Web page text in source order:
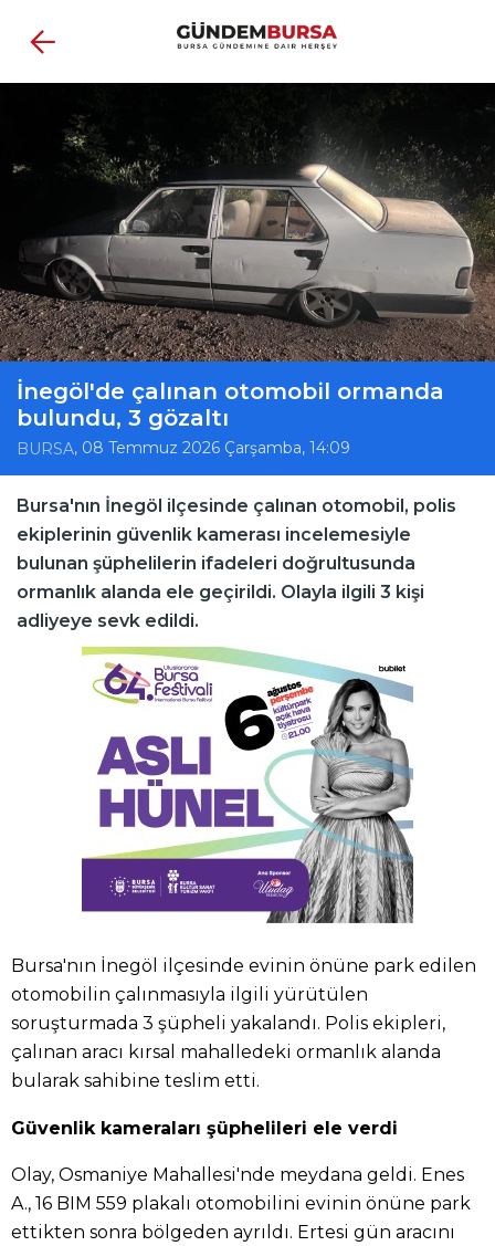
İnegöl'de çalınan otomobil ormanda
bulundu, 3 gözaltı
BURSA, 08 Temmuz 2026 Çarşamba, 14:09
Bursa'nın İnegöl ilçesinde çalınan otomobil, polis
ekiplerinin güvenlik kamerası incelemesiyle
bulunan şüphelilerin ifadeleri doğrultusunda
ormanlık alanda ele geçirildi. Olayla ilgili 3 kişi
adliyeye sevk edildi.
Bursa'nın İnegöl ilçesinde evinin önüne park edilen
otomobilin çalınmasıyla ilgili yürütülen
soruşturmada 3 şüpheli yakalandı. Polis ekipleri,
çalınan aracı kırsal mahalledeki ormanlık alanda
bularak sahibine teslim etti.
Güvenlik kameraları şüphelileri ele verdi
Olay, Osmaniye Mahallesi'nde meydana geldi. Enes
A., 16 BIM 559 plakalı otomobilini evinin önüne park
ettikten sonra bölgeden ayrıldı. Ertesi gün aracını